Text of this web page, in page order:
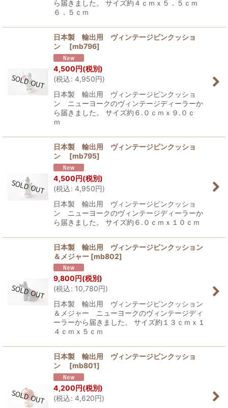
ら届きました。 サイズ約４ｃｍｘ５．５ｃｍ
６．５ｃｍ
日本製 輸出用 ヴィンテージピンクッショ
ン
[mb796]
4,500円(税別)
(税込: 4,950円)
日本製 輸出用 ヴィンテージピンクッショ
ン ニューヨークのヴィンテージディーラーか
ら届きました。 サイズ約６.０ｃｍｘ９.０ｃ
ｍ
日本製 輸出用 ヴィンテージピンクッショ
ン
[mb795]
4,500円(税別)
(税込: 4,950円)
日本製 輸出用 ヴィンテージピンクッショ
ン ニューヨークのヴィンテージディーラーか
ら届きました。 サイズ約６.０ｃｍｘ１０ｃｍ
日本製 輸出用 ヴィンテージピンクッション
＆メジャー [mb802]
9,800円(税別)
(税込: 10,780円)
日本製 輸出用 ヴィンテージピンクッション
＆メジャー ニューヨークのヴィンテージディ
ーラーから届きました。 サイズ約１３ｃｍｘ１
４ｃｍｘ５ｃｍ
日本製 輸出用 ヴィンテージピンクッショ
ン
[mb801]
4,200円(税別)
(税込: 4,620円)